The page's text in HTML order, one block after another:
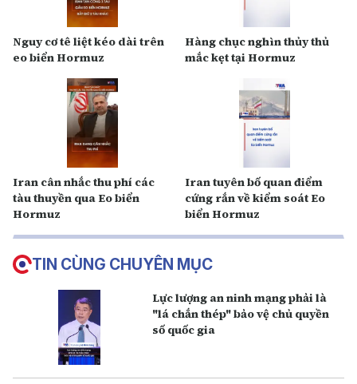
Nguy cơ tê liệt kéo dài trên
eo biển Hormuz
Hàng chục nghìn thủy thủ
mắc kẹt tại Hormuz
Iran cân nhắc thu phí các
tàu thuyền qua Eo biển
Hormuz
Iran tuyên bố quan điểm
cứng rắn về kiểm soát Eo
biển Hormuz
TIN CÙNG CHUYÊN MỤC
Lực lượng an ninh mạng phải là
"lá chắn thép" bảo vệ chủ quyền
số quốc gia